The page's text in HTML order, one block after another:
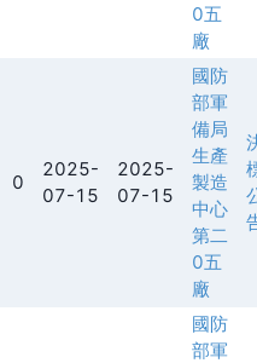
0五
廠
0
2025-
07-15
2025-
07-15
國防
部軍
備局
生產
製造
中心
第二
0五
廠
國防
部軍